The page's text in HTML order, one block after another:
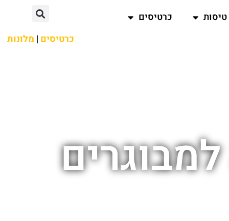
טיסות
כרטיסים
כרטיסים | מלונות